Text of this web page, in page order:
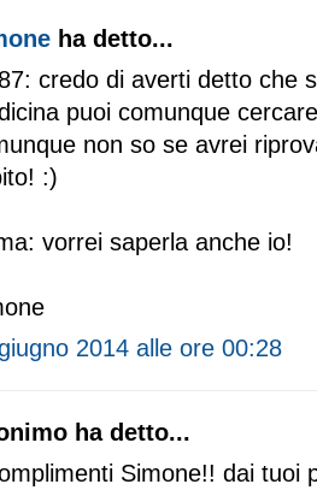
ha detto...
credo di averti detto che
puoi comunque
non so se avrei
:)
vorrei saperla anche io!
2014 alle ore 00:28
ha detto...
Simone!! dai tuoi